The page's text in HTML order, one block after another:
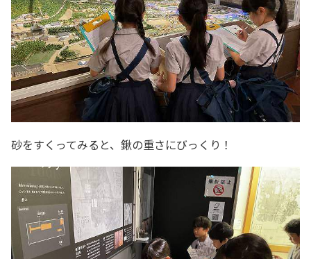
砂をすくってみると、鍬の重さにびっくり！